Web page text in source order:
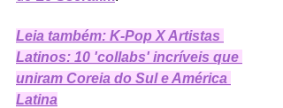
Leia também: K-Pop X Artistas
Latinos: 10 'collabs' incríveis que
uniram Coreia do Sul e América
Latina